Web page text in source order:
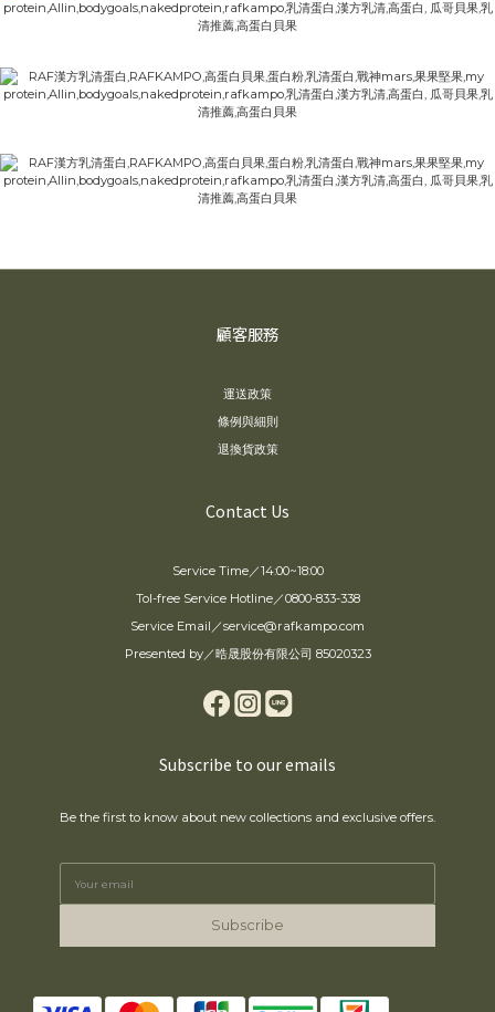
顧客服務
運送政策
條例與細則
退換貨政策
Contact Us
Service Time／14:00~18:00
Tol-free Service Hotline／0800-833-338
Service Email／service@rafkampo.com
Presented by／晧晟股份有限公司 85020323
Subscribe to our emails
Be the first to know about new collections and exclusive offers.
Subscribe